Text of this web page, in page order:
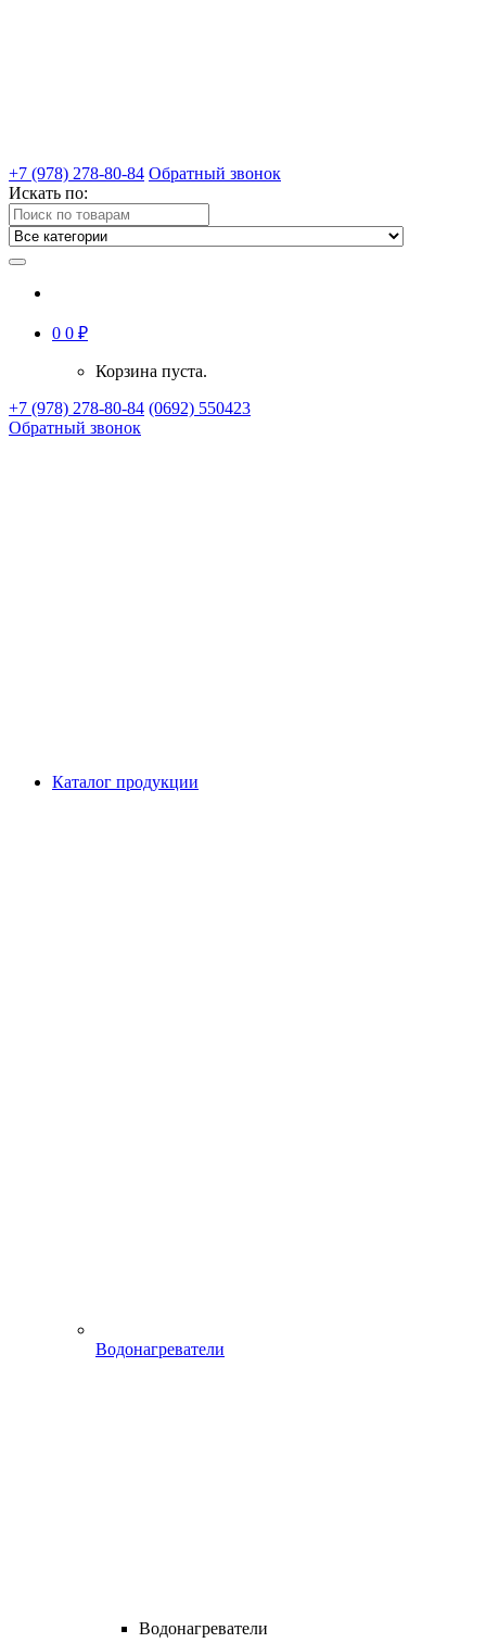
+7 (978) 278-80-84 Обратный звонок
Искать по:
0 0 ₽
Корзина пуста.
+7 (978) 278-80-84 (0692) 550423
Обратный звонок
Каталог продукции
Водонагреватели
Водонагреватели